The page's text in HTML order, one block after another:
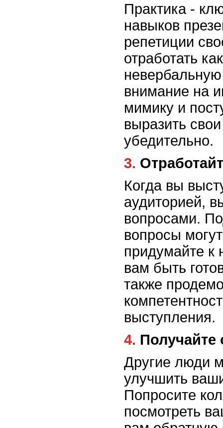
Практика -
навыков
репетиции
отработать
внимание на
мимику и
выразить
убедительно.
3.
Когда вы
аудиторией,
вопросами.
вопросы
придумайте к
вам быть
также
выступления.
4.
Другие люди
улучшить
Попросите
посмотреть